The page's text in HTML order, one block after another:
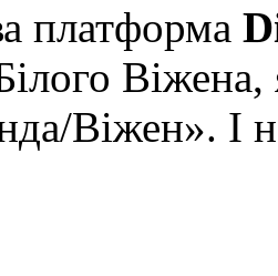
платформа
Віжен». І